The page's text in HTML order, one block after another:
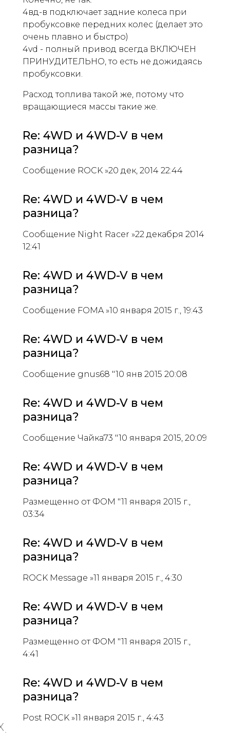
4вд-в подключает задние колеса при
пробуксовке передних колес (делает это
очень плавно и быстро)
4vd - полный привод всегда ВКЛЮЧЕН
ПРИНУДИТЕЛЬНО, то есть не дожидаясь
пробуксовки.
Расход топлива такой же, потому что
вращающиеся массы такие же.
Re: 4WD и 4WD-V в чем
разница?
Сообщение ROCK »20 дек, 2014 22:44
Re: 4WD и 4WD-V в чем
разница?
Сообщение Night Racer »22 декабря 2014
12:41
Re: 4WD и 4WD-V в чем
разница?
Сообщение FOMA »10 января 2015 г., 19:43
Re: 4WD и 4WD-V в чем
разница?
Сообщение gnus68 "10 янв 2015 20:08
Re: 4WD и 4WD-V в чем
разница?
Сообщение Чайка73 "10 января 2015, 20:09
Re: 4WD и 4WD-V в чем
разница?
Размещенно от ФОМ "11 января 2015 г.,
03:34
Re: 4WD и 4WD-V в чем
разница?
ROCK Message »11 января 2015 г., 4:30
Re: 4WD и 4WD-V в чем
разница?
Размещенно от ФОМ "11 января 2015 г.,
4:41
Re: 4WD и 4WD-V в чем
разница?
Post ROCK »11 января 2015 г., 4:43